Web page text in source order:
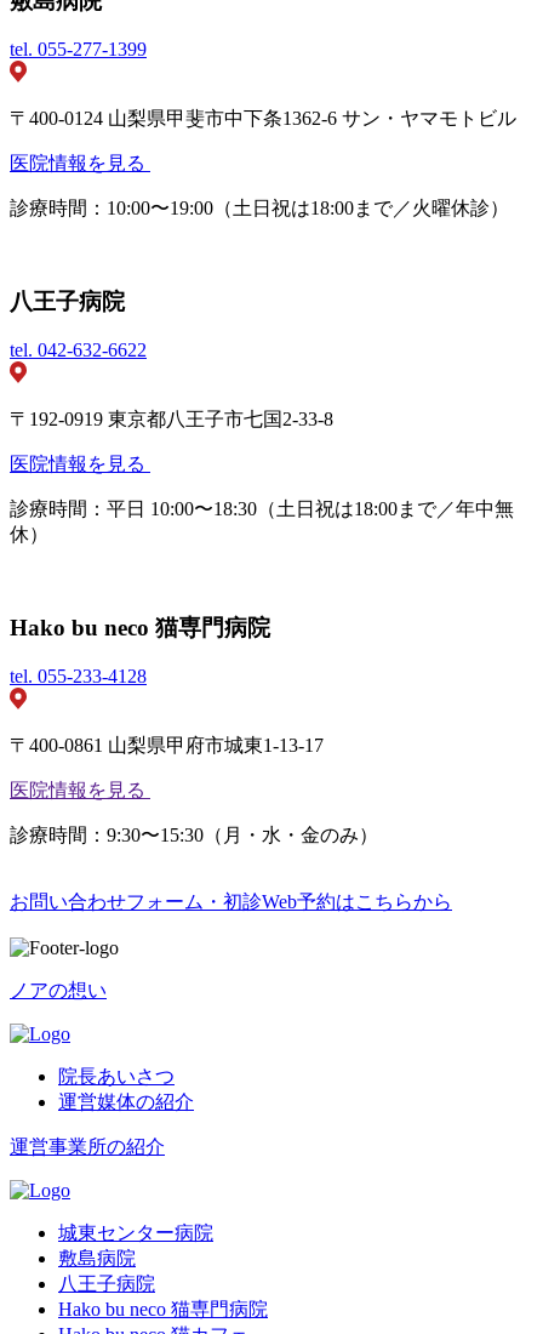
tel. 055-277-1399
〒400-0124 山梨県甲斐市中下条1362-6 サン・ヤマモトビル
医院情報を見る
診療時間：10:00〜19:00（土日祝は18:00まで／火曜休診）
八王子病院
tel. 042-632-6622
〒192-0919 東京都八王子市七国2-33-8
医院情報を見る
診療時間：平日 10:00〜18:30（土日祝は18:00まで／年中無
休）
Hako bu neco 猫専門病院
tel. 055-233-4128
〒400-0861 山梨県甲府市城東1-13-17
医院情報を見る
診療時間：9:30〜15:30（月・水・金のみ）
お問い合わせフォーム・初診Web予約はこちらから
ノアの想い
院長あいさつ
運営媒体の紹介
運営事業所の紹介
城東センター病院
敷島病院
八王子病院
Hako bu neco 猫専門病院